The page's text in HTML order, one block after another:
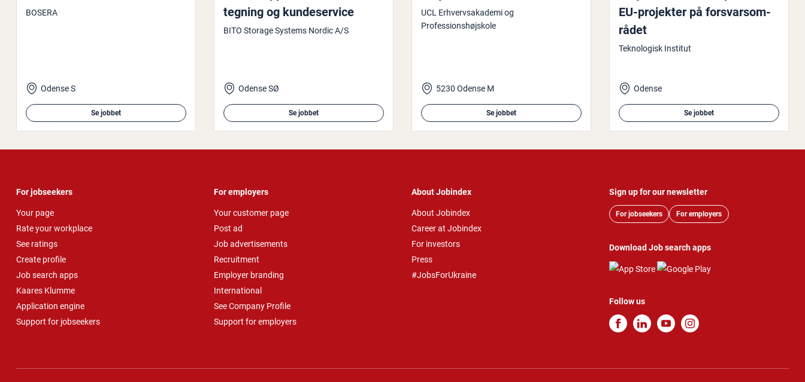
BOSERA
Odense S
Se jobbet
tegning og kun­de­ser­vi­ce
BITO Storage Systems Nordic A/S
Odense SØ
Se jobbet
UCL Erhvervsakademi og
Professionshøjskole
5230 Odense M
Se jobbet
EU-projekter på for­svars­om­
rå­det
Teknologisk Institut
Odense
Se jobbet
For jobseekers
Your page
Rate your workplace
See ratings
Create profile
Job search apps
Kaares Klumme
Application engine
Support for jobseekers
For employers
Your customer page
Post ad
Job advertisements
Recruitment
Employer branding
International
See Company Profile
Support for employers
About Jobindex
About Jobindex
Career at Jobindex
For investors
Press
#JobsForUkraine
Sign up for our newsletter
For jobseekers For employers
Download Job search apps
Follow us